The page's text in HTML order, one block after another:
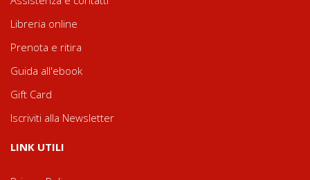
Libreria online
Prenota e ritira
Guida all'ebook
Gift Card
Iscriviti alla Newsletter
LINK UTILI